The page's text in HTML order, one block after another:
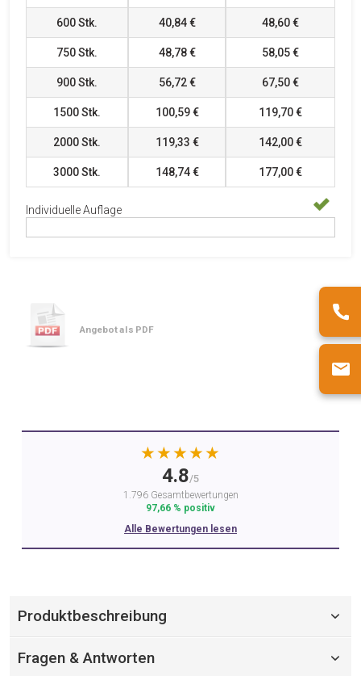
600Stk. 40,84 € 48,60 €
750Stk. 48,78 € 58,05 €
900Stk. 56,72 € 67,50 €
1500Stk. 100,59 € 119,70 €
2000Stk. 119,33 € 142,00 €
3000Stk. 148,74 € 177,00 €
Individuelle Auflage
Angebot als PDF
★★★★★
4.8/5
1.796 Gesamtbewertungen
97,66 % positiv
Alle Bewertungen lesen
Produktbeschreibung
Fragen & Antworten